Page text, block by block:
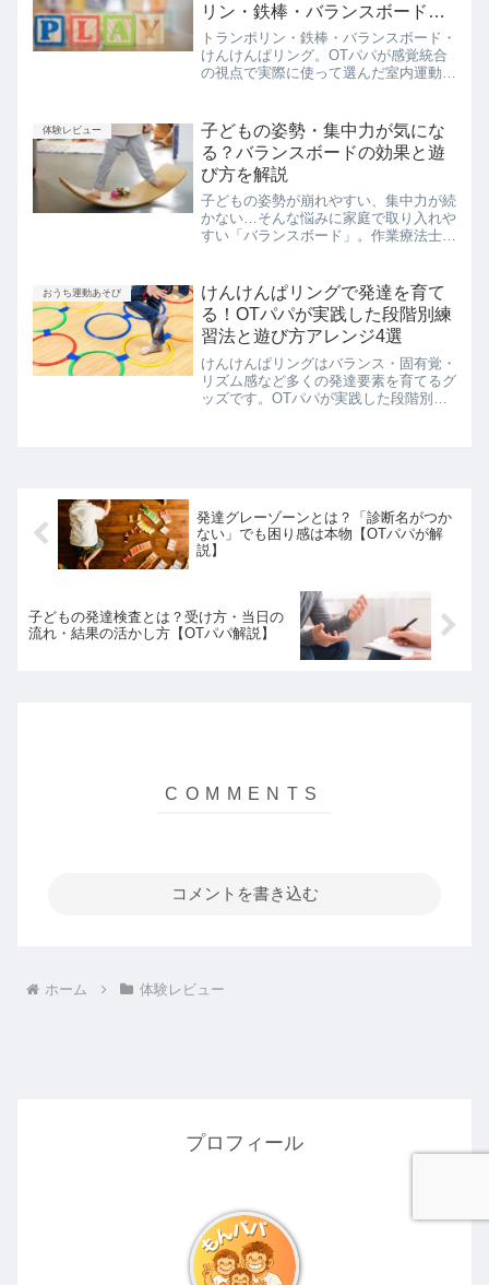
リン・鉄棒・バランスボード・
けんけんぱリング
トランポリン・鉄棒・バランスボード・
けんけんぱリング。OTパパが感覚統合
の視点で実際に使って選んだ室内運動グ
す。
体験レビュー
子どもの姿勢・集中力が気にな
る？バランスボードの効果と遊
び方を解説
子どもの姿勢が崩れやすい、集中力が続
かない…そんな悩みに家庭で取り入れや
すい「バランスボード」。作業療法士が
やすく解説します。
おうち運動あそび
けんけんぱリングで発達を育て
る！OTパパが実践した段階別練
習法と遊び方アレンジ4選
けんけんぱリングはバランス・固有覚・
リズム感など多くの発達要素を育てるグ
ッズです。OTパパが実践した段階別練
発達グレーゾーンとは？「診断名がつか
ない」でも困り感は本物【OTパパが解
説】
子どもの発達検査とは？受け方・当日の
流れ・結果の活かし方【OTパパ解説】
コメントを書き込む
ホーム 体験レビュー
プロフィール